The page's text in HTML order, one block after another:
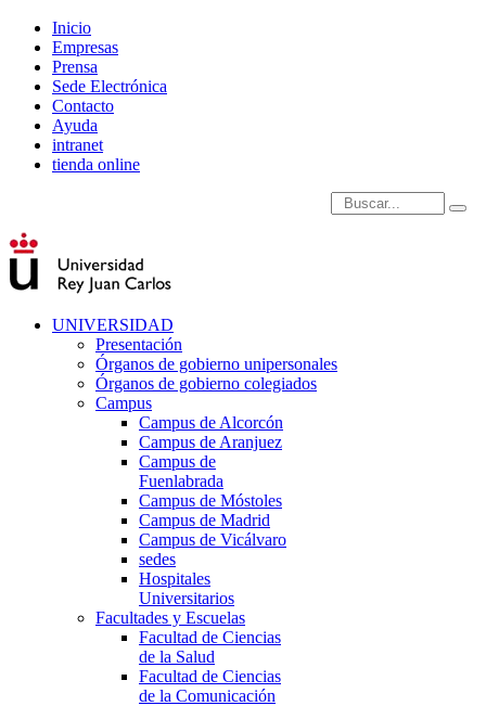
Inicio
Empresas
Prensa
Sede Electrónica
Contacto
Ayuda
intranet
tienda online
Introduce términos de
UNIVERSIDAD
Presentación
Órganos de gobierno unipersonales
Órganos de gobierno colegiados
Campus
Campus de Alcorcón
Campus de Aranjuez
Campus de
Fuenlabrada
Campus de Móstoles
Campus de Madrid
Campus de Vicálvaro
sedes
Hospitales
Universitarios
Facultades y Escuelas
Facultad de Ciencias
de la Salud
Facultad de Ciencias
de la Comunicación